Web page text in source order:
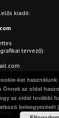
kiadó:
tervező):
jog fenntartva. ©
Print
kat használunk
Önnek az oldal
az oldal további